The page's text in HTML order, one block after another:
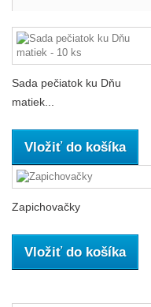
Sada pečiatok ku Dňu
matiek...
Vložiť do košíka
Zapichovačky
Vložiť do košíka